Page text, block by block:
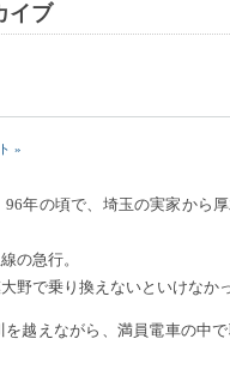
イブ
»
年の頃で、埼玉の実家から
の急行。
野で乗り換えないといけなかっ
越えながら、満員電車の中